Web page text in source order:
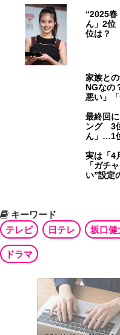
“2025
ん」2位
位は？
家族と
NGなの
悪い」
最終回
ング 3
ん」…1
実は「4
「ガチ
い”設定
キーワード
テレビ
日テレ 坂口健
ドラマ